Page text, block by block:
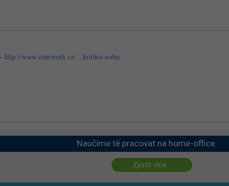
http://www.itnetwork.cz/…kritiku-webu
Naučíme tě pracovat na home-office.
Zjistit více...